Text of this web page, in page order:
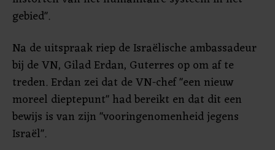
gebied".
Na de uitspraak riep de Israëlische ambassadeur
bij de VN, Gilad Erdan, Guterres op om af te
treden. Erdan zei dat de VN-chef "een nieuw
moreel dieptepunt" had bereikt en dat dit een
bewijs is van zijn "vooringenomenheid jegens
Israël".